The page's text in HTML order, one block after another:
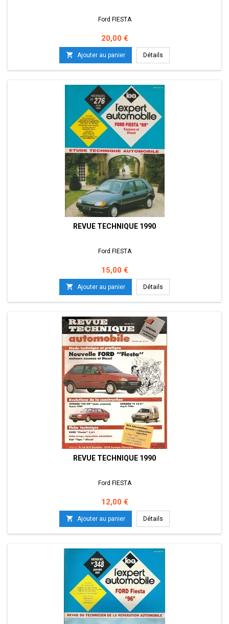
Ford FIESTA
Prix
20,00 €
 Ajouter au panier Détails
REVUE TECHNIQUE 1990
Ford FIESTA
Prix
15,00 €
 Ajouter au panier Détails
REVUE TECHNIQUE 1990
Ford FIESTA
Prix
12,00 €
 Ajouter au panier Détails